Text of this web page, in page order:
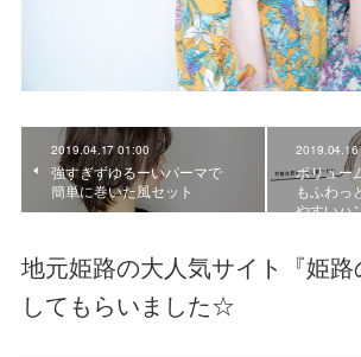
2019.04.17 01:00
強すぎずゆるーいパーマで
簡単に巻いた風セット
ボリュー
もふわっ
やすいハ
地元姫路の大人気サイト『姫
してもらいました☆